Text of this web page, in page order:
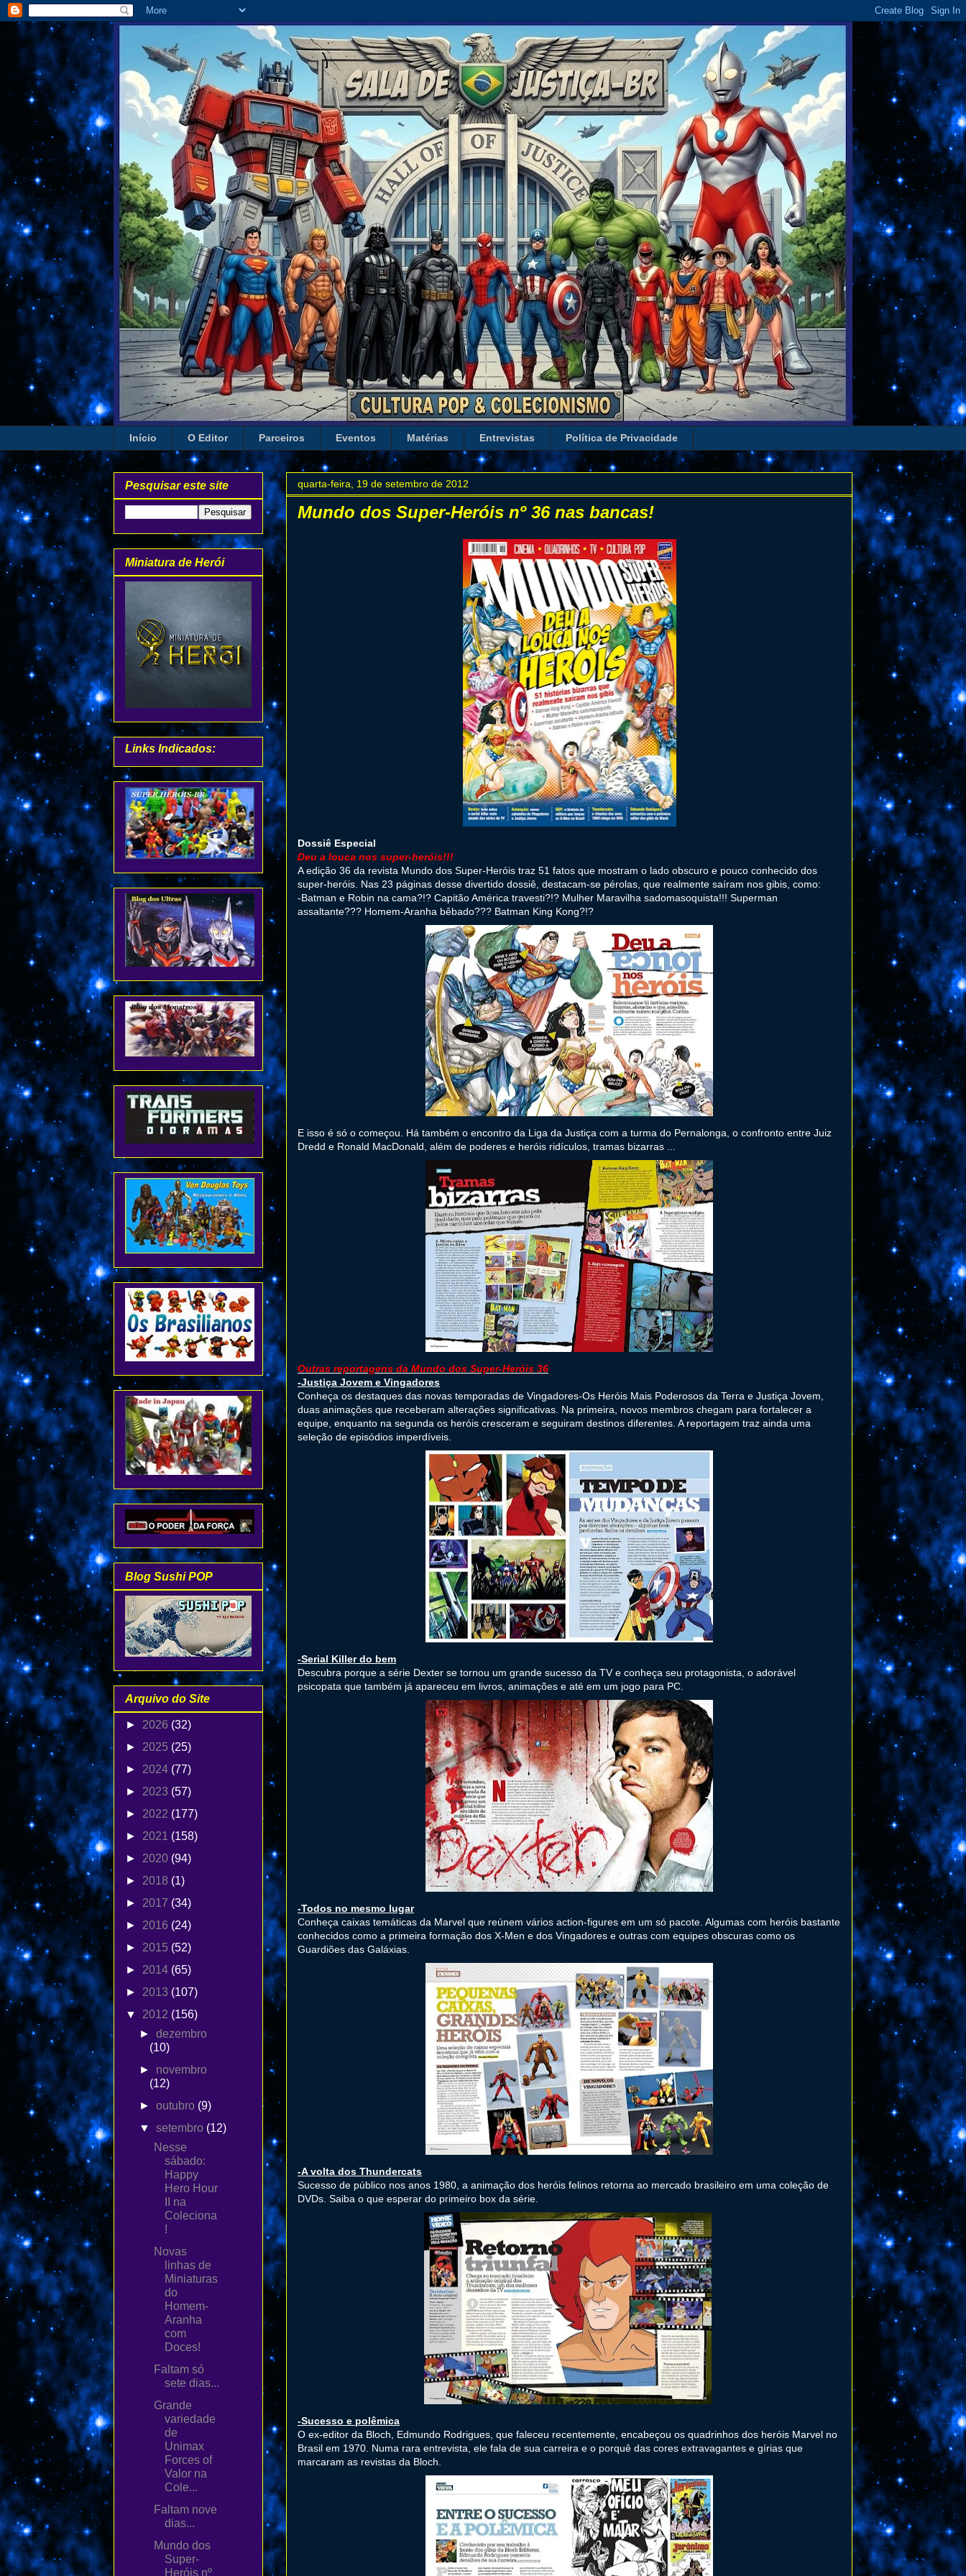
Início O Editor Parceiros Eventos Matérias Entrevistas Política de Privacidade
quarta-feira, 19 de setembro de 2012
Mundo dos Super-Heróis nº 36 nas bancas!
Dossiê Especial
Deu a louca nos super-heróis!!!
A edição 36 da revista Mundo dos Super-Heróis traz 51 fatos que mostram o lado obscuro e pouco conhecido dos
super-heróis. Nas 23 páginas desse divertido dossiê, destacam-se pérolas, que realmente saíram nos gibis, como:
-Batman e Robin na cama?!? Capitão América travesti?!? Mulher Maravilha sadomasoquista!!! Superman
assaltante??? Homem-Aranha bêbado??? Batman King Kong?!?
E isso é só o começou. Há também o encontro da Liga da Justiça com a turma do Pernalonga, o confronto entre Juiz
Dredd e Ronald MacDonald, além de poderes e heróis ridículos, tramas bizarras ...
Outras reportagens da Mundo dos Super-Heróis 36
-Justiça Jovem e Vingadores
Conheça os destaques das novas temporadas de Vingadores-Os Heróis Mais Poderosos da Terra e Justiça Jovem,
duas animações que receberam alterações significativas. Na primeira, novos membros chegam para fortalecer a
equipe, enquanto na segunda os heróis cresceram e seguiram destinos diferentes. A reportagem traz ainda uma
seleção de episódios imperdíveis.
-Serial Killer do bem
Descubra porque a série Dexter se tornou um grande sucesso da TV e conheça seu protagonista, o adorável
psicopata que também já apareceu em livros, animações e até em um jogo para PC.
-Todos no mesmo lugar
Conheça caixas temáticas da Marvel que reúnem vários action-figures em um só pacote. Algumas com heróis bastante
conhecidos como a primeira formação dos X-Men e dos Vingadores e outras com equipes obscuras como os
Guardiões das Galáxias.
-A volta dos Thundercats
Sucesso de público nos anos 1980, a animação dos heróis felinos retorna ao mercado brasileiro em uma coleção de
DVDs. Saiba o que esperar do primeiro box da série.
-Sucesso e polêmica
O ex-editor da Bloch, Edmundo Rodrigues, que faleceu recentemente, encabeçou os quadrinhos dos heróis Marvel no
Brasil em 1970. Numa rara entrevista, ele fala de sua carreira e o porquê das cores extravagantes e gírias que
marcaram as revistas da Bloch.
Pesquisar este site
Miniatura de Herói
Links Indicados:
Blog Sushi POP
Arquivo do Site
► 2026 (32)
► 2025 (25)
► 2024 (77)
► 2023 (57)
► 2022 (177)
► 2021 (158)
► 2020 (94)
► 2018 (1)
► 2017 (34)
► 2016 (24)
► 2015 (52)
► 2014 (65)
► 2013 (107)
▼ 2012 (156)
►dezembro
(10)
► novembro
(12)
►outubro (9)
▼setembro (12)
Nesse
sábado:
Happy
Hero Hour
II na
Coleciona
!
Novas
linhas de
Miniaturas
do
Homem-
Aranha
com
Doces!
Faltam só
sete dias...
Grande
variedade
de
Unimax
Forces of
Valor na
Cole...
Faltam nove
dias...
Mundo dos
Super-
Heróis nº